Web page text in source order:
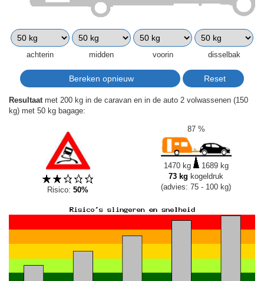
achterin midden voorin disselbak
Resultaat met 200 kg in de caravan en in de auto 2 volwassenen (150
kg) met 50 kg bagage:
Risico:50%
87 %
1470 kg
1689 kg
73 kg kogeldruk
(advies: 75 - 100 kg)